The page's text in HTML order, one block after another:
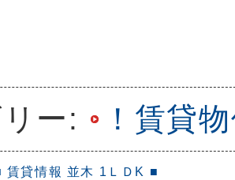
ー: ！賃貸
賃貸情報 並木 1ＬＤK ■